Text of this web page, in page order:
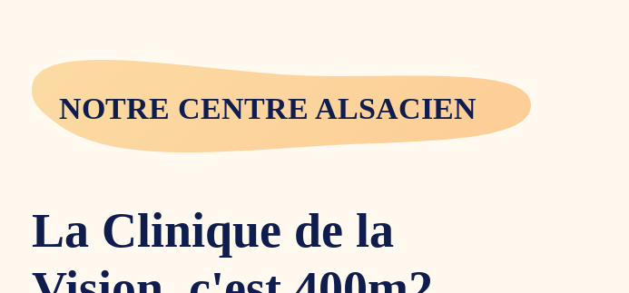
NOTRE CENTRE ALSACIEN
La Clinique de la